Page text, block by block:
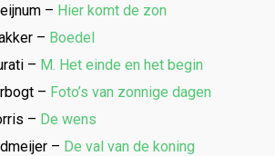
– Hier komt de zon
– Boedel
– M. Het einde en het begin
– Foto’s van zonnige dagen
– De wens
– De val van de koning